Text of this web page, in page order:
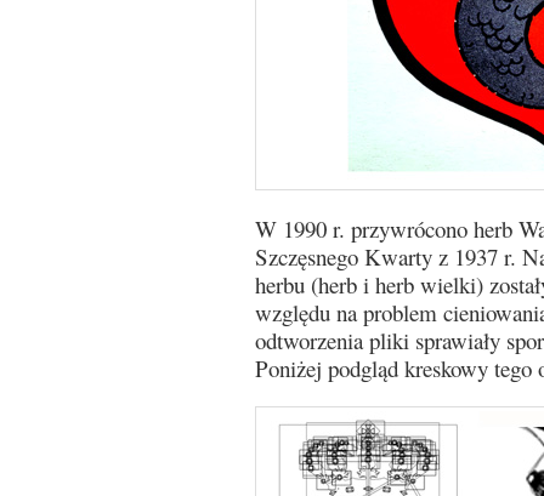
W 1990 r. przywrócono herb
Szczęsnego Kwarty z 1937 r.
herbu (herb i herb wielki)
względu na problem
odtworzenia pliki sprawiały
Poniżej podgląd kreskowy tego